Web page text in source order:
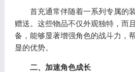
首充通常伴随着一系列专属的装
赠送。这些物品不仅外观独特，而
备，能够显著增强角色的战斗力，
显的优势。
二、加速角色成长